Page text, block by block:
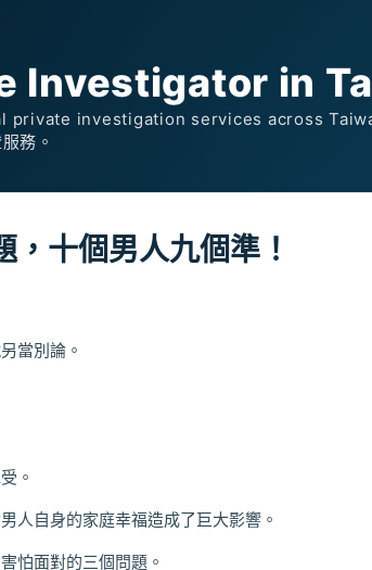
Investigator in
investigation services across
務。
十個男人九個準！
當別論。
。
人自身的家庭幸福造成了巨大影響。
怕面對的三個問題。